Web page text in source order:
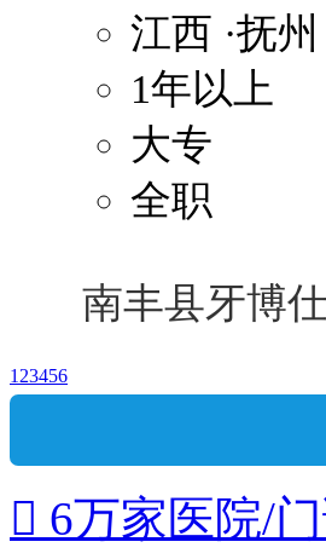
江西 ·抚州
1年以上
大专
全职
南丰县牙博
1 23456
 6万家医院/